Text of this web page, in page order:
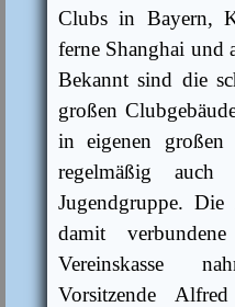
Clubs in Bayern,
ferne Shanghai und
Bekannt sind die
großen
in eigenen
regelmäßig auch
Jugendgruppe.
damit
Vereinskasse
Vorsitzende